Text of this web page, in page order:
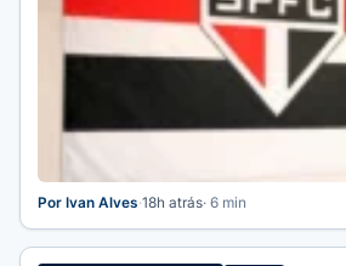
Por Ivan Alves·18h atrás· 6 min